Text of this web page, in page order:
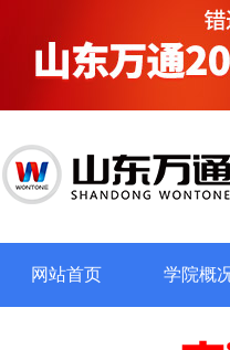
网站首页 学院概